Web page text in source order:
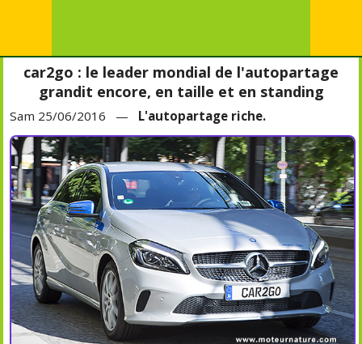
car2go : le leader mondial de l'autopartage
grandit encore, en taille et en standing
Sam 25/06/2016 — L'autopartage riche.